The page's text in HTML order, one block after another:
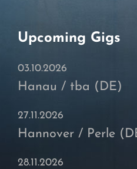
Upcoming Gigs
03.10.2026
Hanau / tba (DE)
27.11.2026
Hannover / Perle
28.11.2026